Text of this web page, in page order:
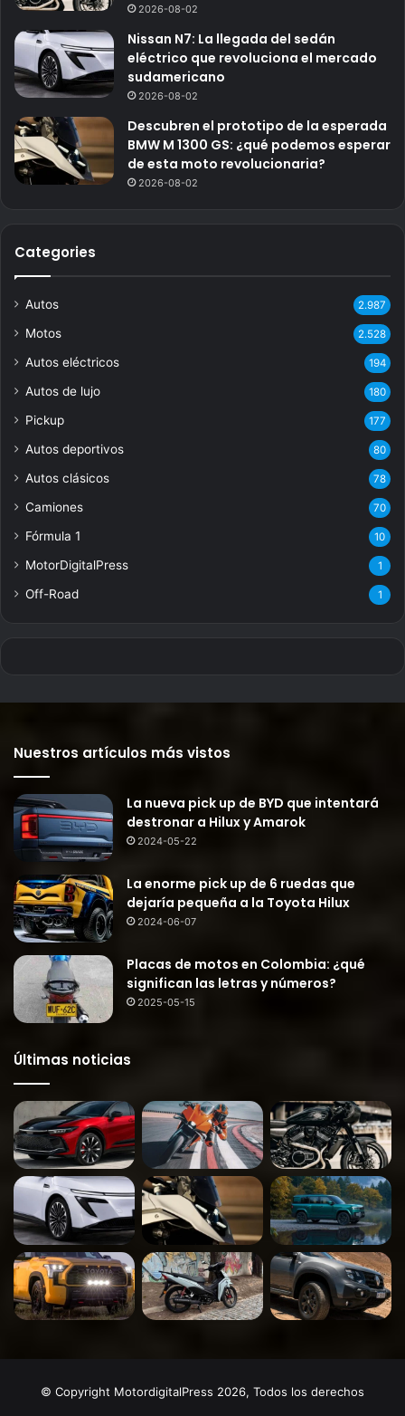
2026-08-02
Nissan N7: La llegada del sedán
eléctrico que revoluciona el mercado
sudamericano
2026-08-02
Descubren el prototipo de la esperada
BMW M 1300 GS: ¿qué podemos esperar
de esta moto revolucionaria?
2026-08-02
Categories
Autos 2.987
Motos 2.528
Autos eléctricos 194
Autos de lujo 180
Pickup 177
Autos deportivos 80
Autos clásicos 78
Camiones 70
Fórmula 1 10
MotorDigitalPress 1
Off-Road 1
Nuestros artículos más vistos
La nueva pick up de BYD que intentará
destronar a Hilux y Amarok
2024-05-22
La enorme pick up de 6 ruedas que
dejaría pequeña a la Toyota Hilux
2024-06-07
Placas de motos en Colombia: ¿qué
significan las letras y números?
2025-05-15
Últimas noticias
© Copyright MotordigitalPress 2026, Todos los derechos